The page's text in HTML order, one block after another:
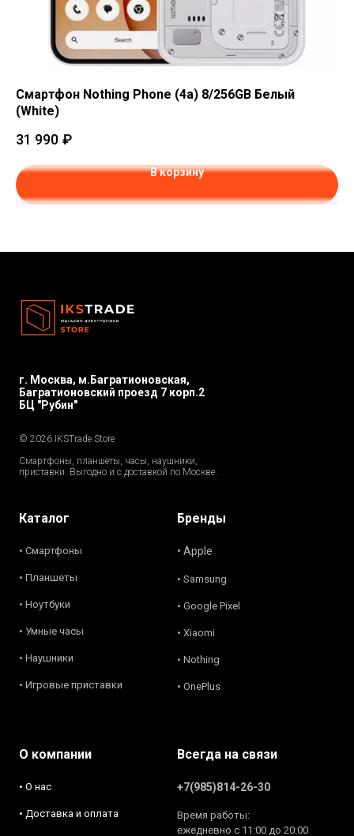
Смартфон Nothing Phone (4a) 8/256GB Белый
(White)
31 990 ₽
В корзину
г. Москва, м.Багратионовская,
Багратионовский проезд 7 корп.2
БЦ "Рубин"
© 2026 IKSTrade.Store
Смартфоны, планшеты, часы, наушники,
приставки. Выгодно и с доставкой по Москве.
Каталог
• Смартфоны
• Планшеты
• Ноутбуки
• Умные часы
• Наушники
• Игровые приставки
Бренды
• Apple
• Samsung
• Google Pixel
• Xiaomi
• Nothing
• OnePlus
О компании
• О нас
• Доставка и оплата
Всегда на связи
+7(985)814-26-30
Время работы:
ежедневно с 11:00 до 20:00